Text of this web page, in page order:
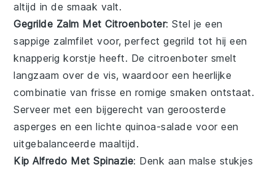
altijd in de smaak valt.
Gegrilde Zalm Met Citroenboter: Stel je een
sappige zalmfilet voor, perfect gegrild tot hij een
knapperig korstje heeft. Decitroenboter smelt
langzaam over de vis, waardoor een heerlijke
combinatie van frisse en romige smaken ontstaat.
Serveer met een bijgerecht van geroosterde
asperges en een lichte quinoa-salade voor een
uitgebalanceerde maaltijd.
Kip Alfredo Met Spinazie: Denk aan malse stukjes